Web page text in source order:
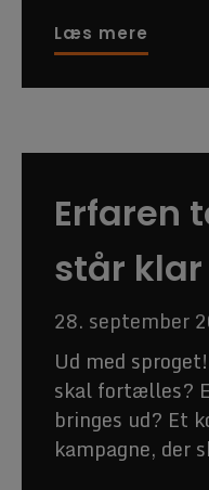
Læs mere
Erfaren
står klar
28. september
Ud med
skal fortælles?
bringes ud? Et
kampagne, der